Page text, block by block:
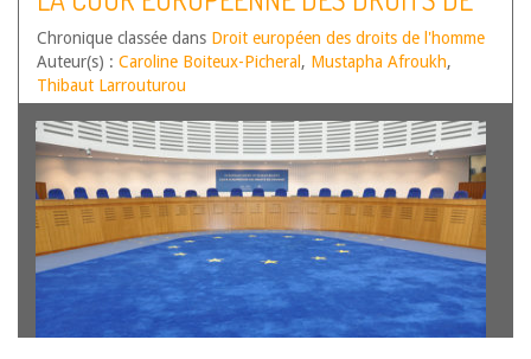
domaines, l’essor de la gouvernance algorithmique fait
craindre une exacerbation des inégalités. Pourtant,…Lire
la suite
L’HOMME – SECOND SEMESTRE 2024
Chronique classée dans Droit européen des droits de l'homme
Auteur(s) : Caroline Boiteux-Picheral , Mustapha Afroukh,
Thibaut Larrouturou